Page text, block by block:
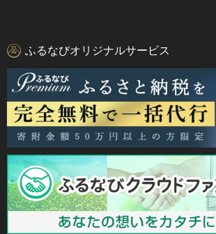
ふるなびオリジナルサービス